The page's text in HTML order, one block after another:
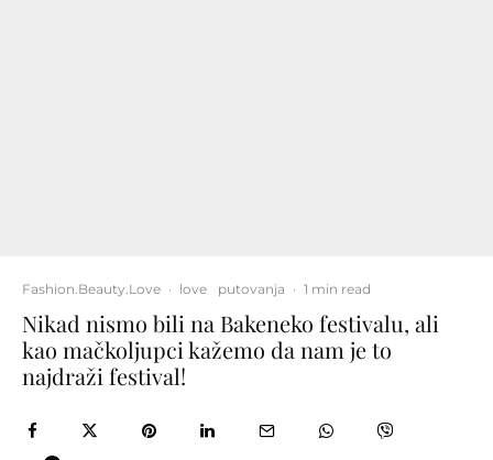
Fashion.Beauty.Love · love putovanja · 1 min read
Nikad nismo bili na Bakeneko festivalu, ali
kao mačkoljupci kažemo da nam je to
najdraži festival!